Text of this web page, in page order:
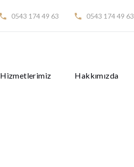
0543 174 49 63 0543 174 49 63
Hizmetlerimiz Hakkımızda